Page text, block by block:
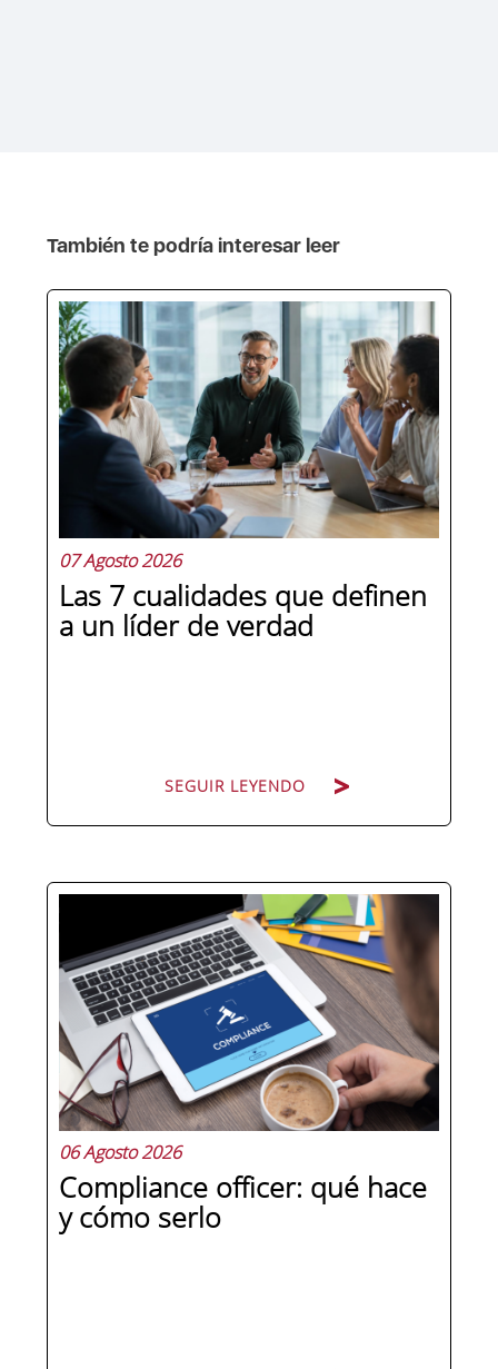
También te podría interesar leer
07 Agosto 2026
Las 7 cualidades que definen
a un líder de verdad
SEGUIR LEYENDO
Hay personas que ocupan puestos de
dirección y hay personas que lideran.
La diferencia no está en el cargo ni en
la antigüedad, sino en un conjunto de
competencias que se pueden
aprender, practicar y medir. Si te
preguntas qué separa a un directivo...
06 Agosto 2026
Compliance officer: qué hace
y cómo serlo